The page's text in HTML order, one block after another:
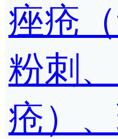
痤疮
粉刺
疮）